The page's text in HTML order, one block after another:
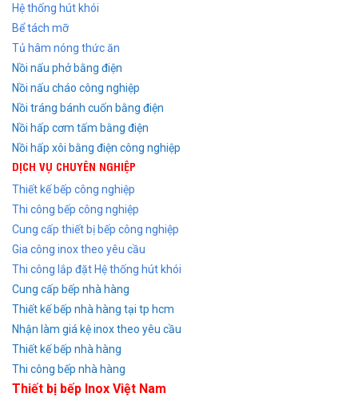
Hệ thống hút khói
Bể tách mỡ
Tủ hâm nóng thức ăn
Nồi nấu phở bằng điện
Nồi nấu cháo công nghiệp
Nồi tráng bánh cuốn bằng điện
Nồi hấp cơm tấm bằng điện
Nồi hấp xôi bằng điện công nghiệp
DỊCH VỤ CHUYÊN NGHIỆP
Thiết kế bếp công nghiệp
Thi công bếp công nghiệp
Cung cấp thiết bị bếp công nghiệp
Gia công inox theo yêu cầu
Thi công lắp đặt Hệ thống hút khói
Cung cấp bếp nhà hàng
Thiết kế bếp nhà hàng tại tp hcm
Nhận làm giá kệ inox theo yêu cầu
Thiết kế bếp nhà hàng
Thi công bếp nhà hàng
Thiết bị bếp Inox Việt Nam